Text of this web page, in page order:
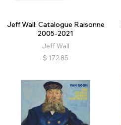
Jeff Wall: Catalogue Raisonne
2005-2021
Jeff Wall
$ 172.85